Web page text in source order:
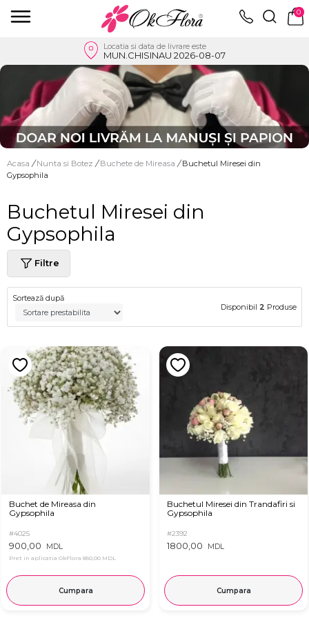
0
Locatia si data de livrare este
MUN.CHISINAU 2026-08-07
Acasa / Nunta si Botez / Buchete de Mireasa / Buchetul Miresei din
Gypsophila
Buchetul Miresei din
Gypsophila
Filtre
Sortează după
Disponibil 2 Produse
Buchet de Mireasa din
Gypsophila
#4025
900,00 MDL
Pret in aplicatia OkFlora 850,00 MDL
Cumpara
Buchetul Miresei din Trandafiri si
Gypsophila
#2392
1800,00 MDL
Cumpara